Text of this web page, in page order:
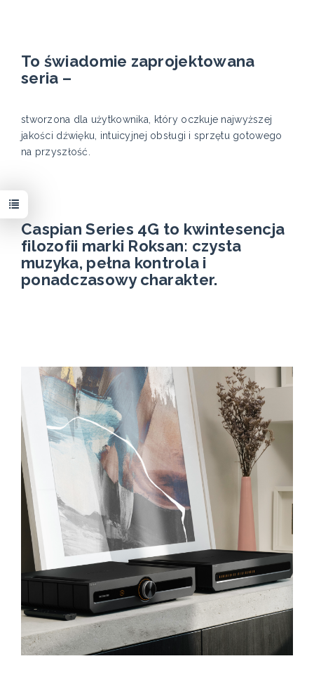
To świadomie zaprojektowana
seria –
stworzona dla użytkownika, który oczkuje najwyższej
jakości dźwięku, intuicyjnej obsługi i sprzętu gotowego
na przyszłość.
Caspian Series 4G to kwintesencja
filozofii marki Roksan: czysta
muzyka, pełna kontrola i
ponadczasowy charakter.